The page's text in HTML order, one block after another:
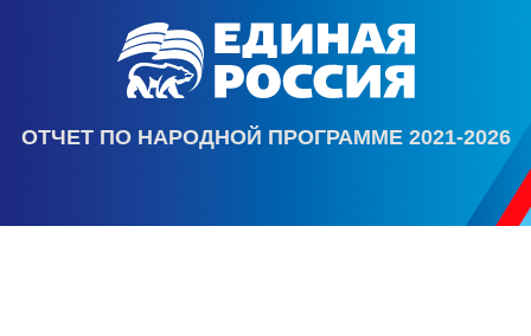
ОТЧЕТ ПО НАРОДНОЙ ПРОГРАММЕ 2021-2026